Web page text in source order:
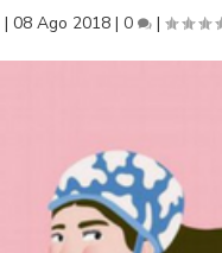
|08 Ago 2018 |0 |